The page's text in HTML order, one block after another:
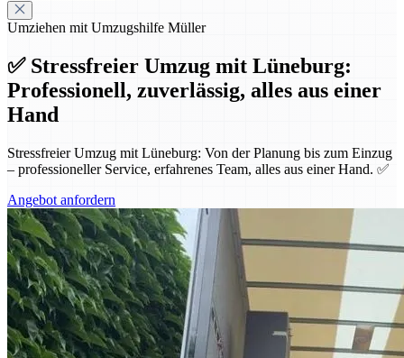
Umziehen mit Umzugshilfe Müller
✅ Stressfreier Umzug mit Lüneburg:
Professionell, zuverlässig, alles aus einer
Hand
Stressfreier Umzug mit Lüneburg: Von der Planung bis zum Einzug
– professioneller Service, erfahrenes Team, alles aus einer Hand. ✅
Angebot anfordern